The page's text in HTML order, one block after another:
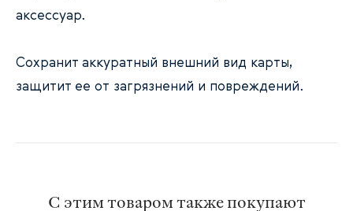
аксессуар.
Сохранит аккуратный внешний вид карты,
защитит ее от загрязнений и повреждений.
С этим товаром также покупают